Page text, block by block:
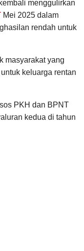
menggulirkan
Mei 2025 dalam
rendah untuk
masyarakat yang
keluarga rentan
PKH dan BPNT
kedua di tahun